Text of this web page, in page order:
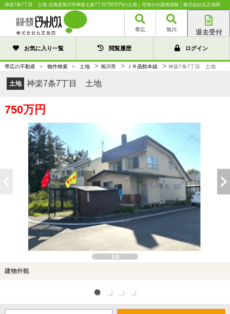
神楽7条7丁目 土地 北海道旭川市神楽七条7丁目750万円の土地｜売地や分譲地情報｜株式会社丸正池田
帯広 旭川 退去受付
旭川店
お気に入り一覧 閲覧履歴 ログイン
帯広の不動産 > 物件検索 > 土地 > 旭川市 > ＪＲ函館本線 > 神楽7条7丁目 土地
土地 神楽7条7丁目 土地
750万円
1/4
建物外観